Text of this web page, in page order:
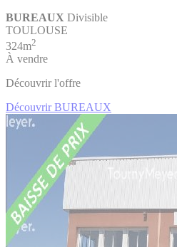
BUREAUX Divisible
TOULOUSE
324m2
À vendre
Découvrir l'offre
Découvrir BUREAUX